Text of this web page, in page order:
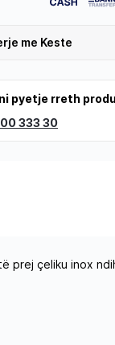
me Keste
pyetje rreth
333 30
prej çeliku inox